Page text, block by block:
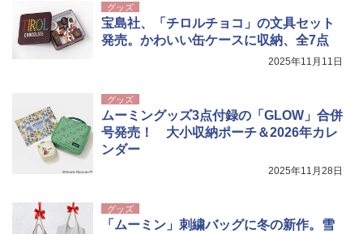
グッズ
宝島社、「チロルチョコ」の文具セット
発売。かわいい缶ケースに収納、全7点
2025年11月11日
グッズ
ムーミングッズ3点付録の「GLOW」合併
号発売！ 大小収納ポーチ＆2026年カレ
ンダー
2025年11月28日
グッズ
「ムーミン」刺繍バッグに冬の新作。雪